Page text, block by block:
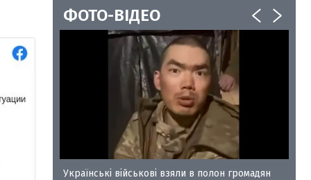
ФОТО-ВІДЕО
35
Українські військові взяли в полон громадян